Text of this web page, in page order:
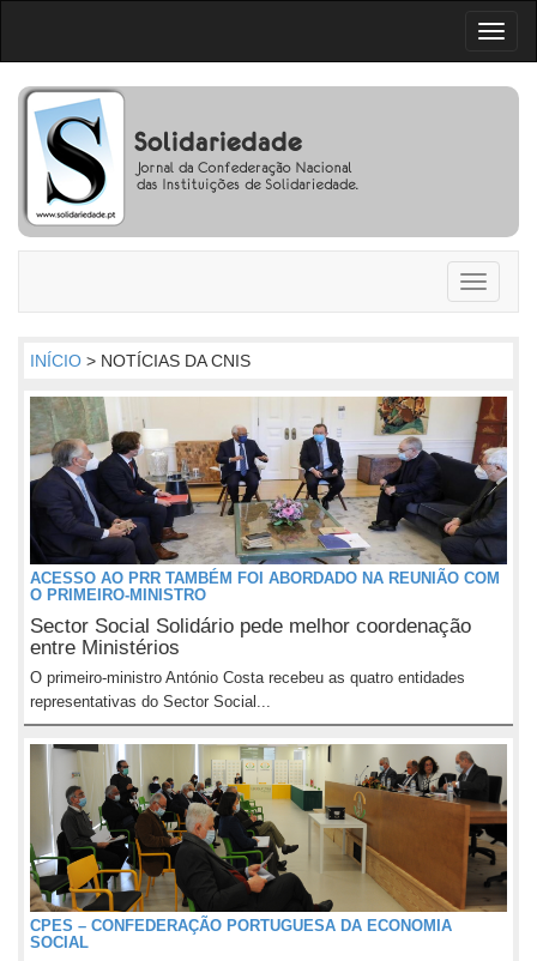
Toggle
INÍCIO > NOTÍCIAS DA CNIS
ACESSO AO PRR TAMBÉM FOI ABORDADO NA REUNIÃO COM
O PRIMEIRO-MINISTRO
Sector Social Solidário pede melhor coordenação
entre Ministérios
O primeiro-ministro António Costa recebeu as quatro entidades
representativas do Sector Social...
CPES – CONFEDERAÇÃO PORTUGUESA DA ECONOMIA
SOCIAL